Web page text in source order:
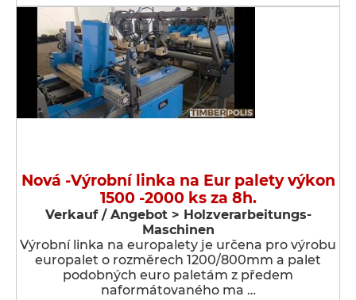
Nová -Výrobní linka na Eur palety výkon
1500 -2000 ks za 8h.
Verkauf / Angebot > Holzverarbeitungs-
Maschinen
Výrobní linka na europalety je určena pro výrobu
europalet o rozměrech 1200/800mm a palet
podobných euro paletám z předem
naformátovaného ma …